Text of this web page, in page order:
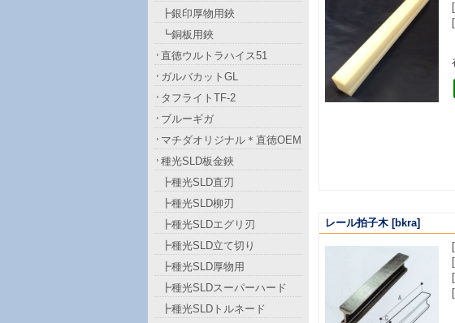
レール拍子木 [bkra]
┣銀印厚物用鋏
┗銅板用鋏
直徳ウルトラハイス51
ガルバカットGL
タフライトTF-2
ブルーギガ
マチダオリジナル＊直徳OEM
種光SLD板金鋏
┣種光SLD直刃
┣種光SLD柳刃
┣種光SLDエグリ刃
┣種光SLD立て切り
┣種光SLD厚物用
┣種光SLDスーパーハード
┣種光SLDトルネード